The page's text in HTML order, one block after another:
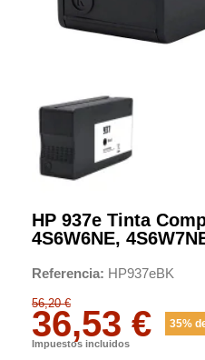
HP 937e Tinta
4S6W6NE,
Referencia HP937eBK
56,20 €
36,53 € 35%
Impuestos incluidos